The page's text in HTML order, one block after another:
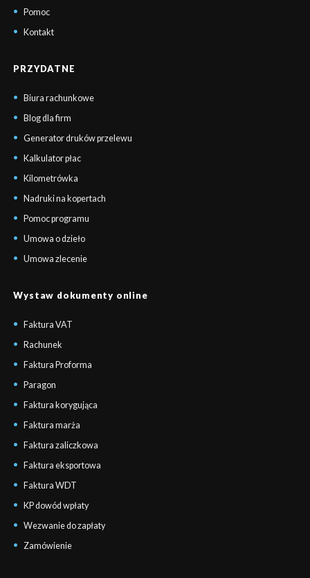
Pomoc
Kontakt
PRZYDATNE
Biura rachunkowe
Blog dla firm
Generator druków przelewu
Kalkulator płac
Kilometrówka
Nadruki na kopertach
Pomoc programu
Umowa o dzieło
Umowa zlecenie
Wystaw dokumenty online
Faktura VAT
Rachunek
Faktura Proforma
Paragon
Faktura korygująca
Faktura marża
Faktura zaliczkowa
Faktura eksportowa
Faktura WDT
KP dowód wpłaty
Wezwanie do zapłaty
Zamówienie